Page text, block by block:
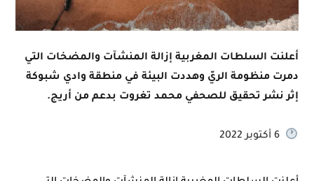
أعلنت السلطات المغربية إزالة المنشآت والمضخات التي
دمرت منظومة الريّ وهددت البيئة في منطقة وادي شبوكة
إثر نشر تحقيق للصحفي محمد تغروت بدعم من أريج.
6 أكتوبر 2022